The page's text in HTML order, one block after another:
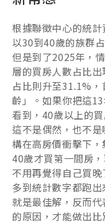
根據聯徵中心的統
以30到40歲的族群
但是到了2025年，
層的買房人數占比
占比則升至31.1%
齡」。如果你把這
看到，40歲以上的
這不是偶然，也不
構在高房價衝擊下
40歲才買第一間房
不用再覺得自己買
多到統計數字都跑
就是最佳解，反而
的原因，才能做出